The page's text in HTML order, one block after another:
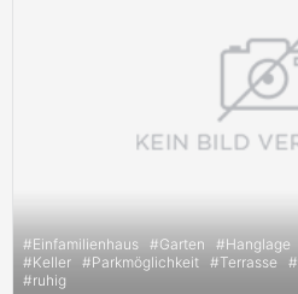
#Einfamilienhaus #Garten #Hanglage
#Keller #Parkmöglichkeit #Terrasse #
#ruhig